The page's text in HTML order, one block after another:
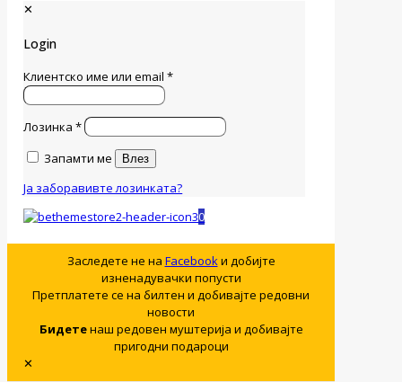
✕
Login
Клиентско име или email*
Лозинка*
Запамти ме
Влез
Ја заборавивте лозинката?
0
Заследете не на Facebookи добијте
изненадувачки попусти
Претплатете се на билтен и добивајте редовни
новости
Бидетенаш редовен муштерија и добивајте
пригодни подароци
✕